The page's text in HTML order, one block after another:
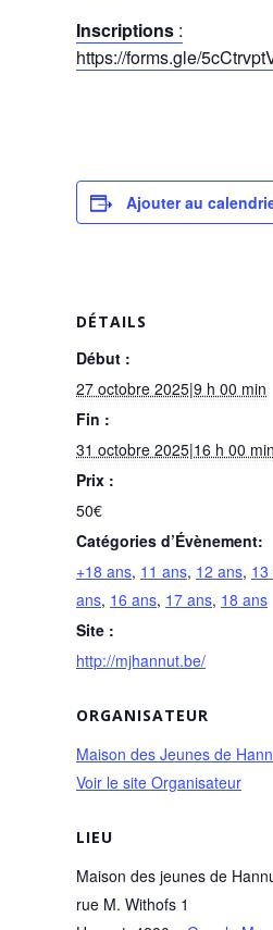
Inscriptions :
https://forms.gle/
Ajouter au
DÉTAILS
Début :
27 octobre 2025|9 h 00 min
Fin :
31 octobre 2025|16 h 00 min
Prix :
50€
Catégories d’Évènement:
+18 ans, 11 ans, 12 ans, 13
ans, 16 ans, 17 ans, 18 ans
Site :
http://mjhannut.be/
LIEU
Maison des jeunes de
rue M. Withofs 1
ORGANISATEUR
Maison des Jeunes de
Voir le site Organisateur